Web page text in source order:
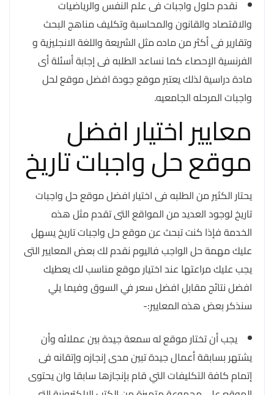
نقدم حلول واجبات فى علم النفس والرياضيات
والاقتصاد والقانون والمحاسبة وتكليف مناهج البحث
وتقارير فى أكثر من ماده مثل الشريعة واللغة الانجليزية و
الفرنسية الإحصاء كما نساعد الطلبه فى إجابة أسئلة أى
مادة دراسية لذلك يعتبر موقع جودة افضل موقع لحل
واجبات المرحله الجامعيه.
معايير اختيار افضل
موقع حل واجبات تاريخ
يحتار الكثير من الطلبه فى اختيار افضل موقع حل واجبات
تاريخ لوجود العديد من المواقع التى تقدم مثل هذه
الخدمة فإذا كنت تبحث عن موقع حل واجبات تاريخ يسهل
عليك مهمة حل الواجب فاليوم نقدم لك بعض المعايير التى
يجب عليك مراعتها عند اختيار موقع مناسب لك يعطيك
افضل نتائج مقابل افضل سعر في السوق وفيما يلي
سنذكر بعض هذه المعايير:-
يجب أن تختار موقع له سمعة جيدة بين عملائه وأن
يشتهر بسابقة أعمال جيدة تبين مدى إنجازه وإتقانه فى
إتمام كافة التكليفات التي قام بإنجازها سابقا وان يحتوى